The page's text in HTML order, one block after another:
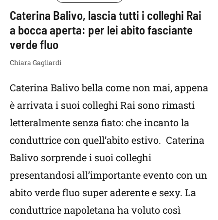
Caterina Balivo, lascia tutti i colleghi Rai
a bocca aperta: per lei abito fasciante
verde fluo
Chiara Gagliardi
Caterina Balivo bella come non mai, appena
è arrivata i suoi colleghi Rai sono rimasti
letteralmente senza fiato: che incanto la
conduttrice con quell’abito estivo. Caterina
Balivo sorprende i suoi colleghi
presentandosi all’importante evento con un
abito verde fluo super aderente e sexy. La
conduttrice napoletana ha voluto così